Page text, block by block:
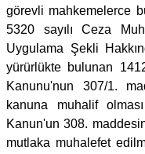
görevli mahkemelerce
5320 sayılı Ceza
Uygulama Şekli
yürürlükte bulunan
Kanunu'nun 307/1.
kanuna muhalif
Kanun'un 308.
mutlaka muhalefet